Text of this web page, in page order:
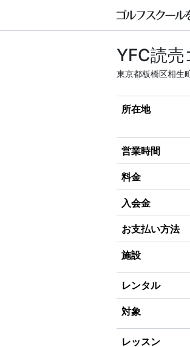
YFC読
東京都板橋区相生
所在地
営業時間
料金
入会金
お支払い方法
施設
レンタル
対象
レッスン